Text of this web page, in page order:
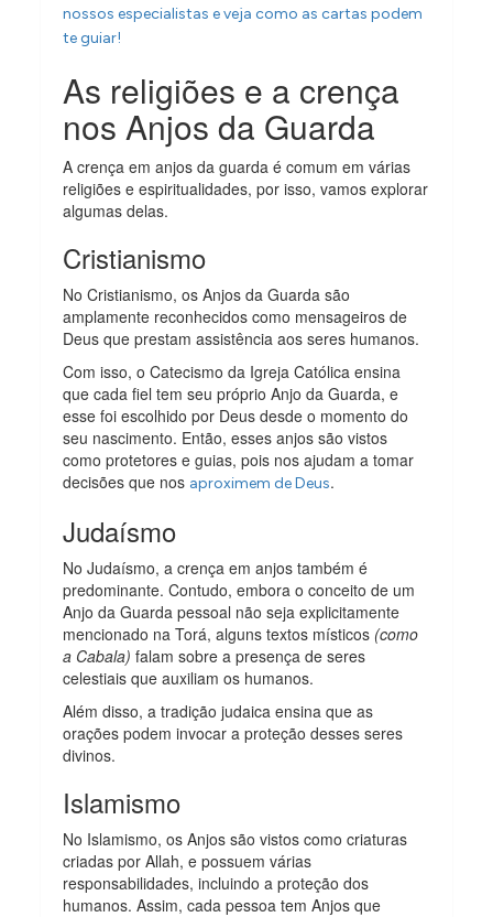
nossos especialistas e veja como as cartas podem
te guiar!
As religiões e a crença
nos Anjos da Guarda
A crença em anjos da guarda é comum em várias
religiões e espiritualidades, por isso, vamos explorar
algumas delas.
Cristianismo
No Cristianismo, os Anjos da Guarda são
amplamente reconhecidos como mensageiros de
Deus que prestam assistência aos seres humanos.
Com isso, o Catecismo da Igreja Católica ensina
que cada fiel tem seu próprio Anjo da Guarda, e
esse foi escolhido por Deus desde o momento do
seu nascimento. Então, esses anjos são vistos
como protetores e guias, pois nos ajudam a tomar
decisões que nos aproximem de Deus.
Judaísmo
No Judaísmo, a crença em anjos também é
predominante. Contudo, embora o conceito de um
Anjo da Guarda pessoal não seja explicitamente
mencionado na Torá, alguns textos místicos (como
a Cabala) falam sobre a presença de seres
celestiais que auxiliam os humanos.
Além disso, a tradição judaica ensina que as
orações podem invocar a proteção desses seres
divinos.
Islamismo
No Islamismo, os Anjos são vistos como criaturas
criadas por Allah, e possuem várias
responsabilidades, incluindo a proteção dos
humanos. Assim, cada pessoa tem Anjos que